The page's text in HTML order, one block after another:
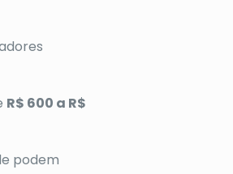
R$ 600 a R$
podem